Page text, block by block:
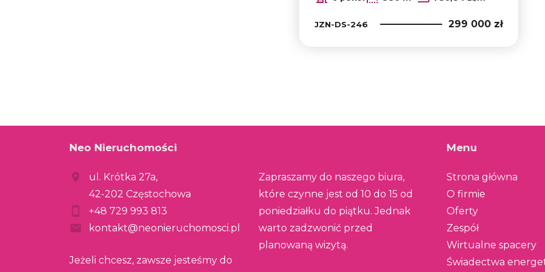
JZN-DS-246 299 000 zł
Neo Nieruchomości
ul. Krótka 27a,
42-202 Częstochowa
+48 729 993 813
kontakt@neonieruchomosci.pl
Jeżeli chcesz, zawsze jesteśmy do
Zapraszamy do naszego biura,
które czynne jest od 10 do 15 od
poniedziałku do piątku. Jednak
warto zadzwonić przed
planowaną wizytą.
Menu
Strona główna
O firmie
Oferty
Zespół
Wirtualne spacery
Świadectwa